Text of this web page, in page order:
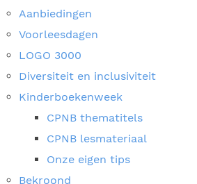
Aanbiedingen
Voorleesdagen
LOGO 3000
Diversiteit en inclusiviteit
Kinderboekenweek
CPNB thematitels
CPNB lesmateriaal
Onze eigen tips
Bekroond